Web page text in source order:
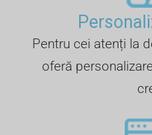
Pentru cei atenți la
oferă